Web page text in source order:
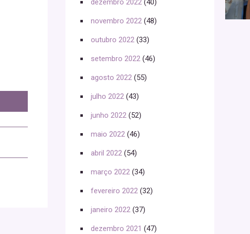
dezembro 2022 (40)
novembro 2022 (48)
outubro 2022 (33)
setembro 2022 (46)
agosto 2022 (55)
julho 2022 (43)
junho 2022 (52)
maio 2022 (46)
abril 2022 (54)
março 2022 (34)
fevereiro 2022 (32)
janeiro 2022 (37)
dezembro 2021 (47)